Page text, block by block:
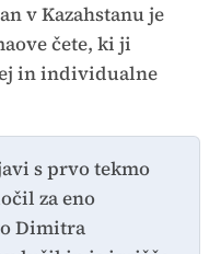
v Kazahstanu je
čete, ki ji
in individualne
s prvo tekmo
za eno
Dimitra